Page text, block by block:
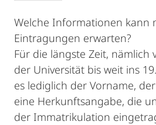
Welche Informationen kann
Eintragungen erwarten?
Für die längste Zeit, nämlich
der Universität bis weit ins
es lediglich der Vorname,
eine Herkunftsangabe, die
der Immatrikulation